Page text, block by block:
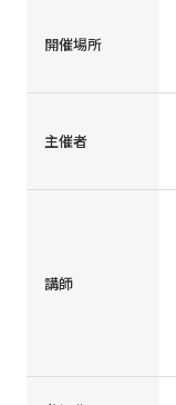
開催場所
主催者
講師